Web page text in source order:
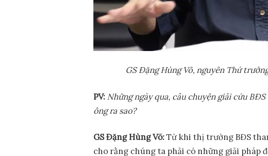
GS Đặng Hùng Võ, nguyên Thứtrưở
PV: Những ngày qua, câu chuyện giải cứu BĐS
ông ra sao?
GS Đặng Hùng Võ:Từ khi thị trường BĐS
cho rằng chúng ta phải có những giải pháp